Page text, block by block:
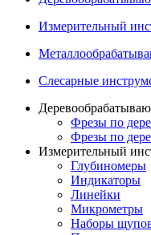
Измерительный
Слесарные
Фрезы по
Фрезы по
Измерительный
Глубиномеры
Индикаторы
Линейки
Микрометры
Наборы